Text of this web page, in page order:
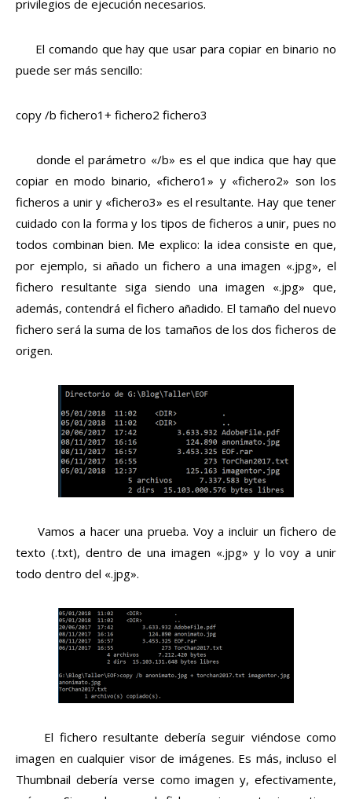
privilegios de ejecución necesarios.
El comando que hay que usar para copiar en binario no
puede ser más sencillo:
copy /b fichero1+ fichero2 fichero3
donde el parámetro «/b» es el que indica que hay que
copiar en modo binario, «fichero1» y «fichero2» son los
ficheros a unir y «fichero3» es el resultante. Hay que tener
cuidado con la forma y los tipos de ficheros a unir, pues no
todos combinan bien. Me explico: la idea consiste en que,
por ejemplo, si añado un fichero a una imagen «.jpg», el
fichero resultante siga siendo una imagen «.jpg» que,
además, contendrá el fichero añadido. El tamaño del nuevo
fichero será la suma de los tamaños de los dos ficheros de
origen.
Vamos a hacer una prueba. Voy a incluir un fichero de
texto (.txt), dentro de una imagen «.jpg» y lo voy a unir
todo dentro del «.jpg».
El fichero resultante debería seguir viéndose como
imagen en cualquier visor de imágenes. Es más, incluso el
Thumbnail debería verse como imagen y, efectivamente,